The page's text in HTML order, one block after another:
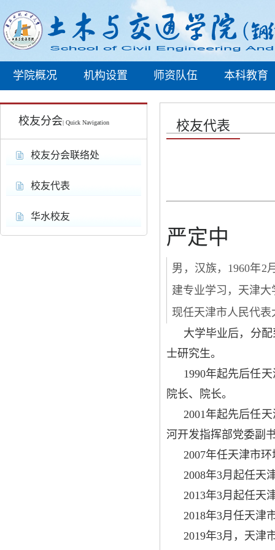
学院概况 机构设置 师资队伍 本科教育
校友分会| Quick Navigation
校友分会联络处
校友代表
华水校友
校友代表
严定中
男，汉族，1960年2
建专业学习，天津
现任天津市人民代
大学毕业后，分
士研究生。
1990年起先后任
院长、院长。
2001年起先后任
河开发指挥部党委副
2007年任天津市
2008年3月起任天
2013年3月起任天
2018年3月任天津
2019年3月，天津